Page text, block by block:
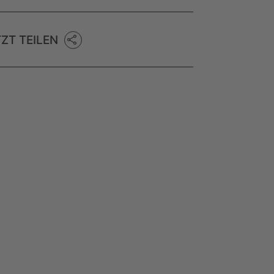
TEILEN